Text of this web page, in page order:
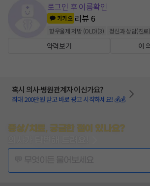
로그인 후 이름확인
카카오 리뷰6
항우울제 처방 (OLD)(3) 정신과 상담(진료)
약력보기 이
혹시 의사·병원관계자 이신가요?
최대 200만원 받고 바로 광고 시작하세요! 💰💰
증상/치료, 궁금한 점이 있나요?